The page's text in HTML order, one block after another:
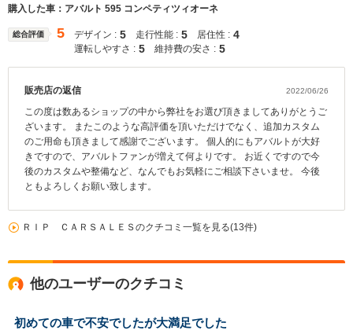
購入した車：アバルト 595 コンペティツィオーネ
総合評価 5 デザイン : 5 走行性能 : 5 居住性 : 4
運転しやすさ : 5 維持費の安さ : 5
販売店の返信 2022/06/26
この度は数あるショップの中から弊社をお選び頂きましてありがとうご
ざいます。 またこのような高評価を頂いただけでなく、追加カスタム
のご用命も頂きまして感謝でございます。 個人的にもアバルトが大好
きですので、アバルトファンが増えて何よりです。 お近くですので今
後のカスタムや整備など、なんでもお気軽にご相談下さいませ。 今後
ともよろしくお願い致します。
ＲＩＰ ＣＡＲＳＡＬＥＳのクチコミ一覧を見る(13件)
他のユーザーのクチコミ
初めての車で不安でしたが大満足でした